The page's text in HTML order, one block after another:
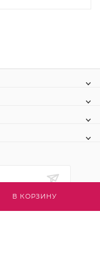
В КОРЗИНУ